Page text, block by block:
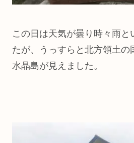
この日は天気が曇り時々雨と
たが、うっすらと北方領土の
水晶島が見えました。